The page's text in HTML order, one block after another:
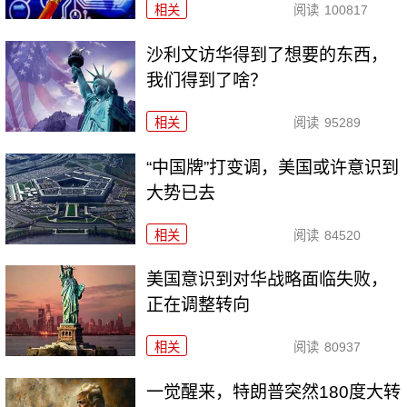
相关 阅读 100817
沙利文访华得到了想要的东西，
我们得到了啥？
相关 阅读 95289
“中国牌”打变调，美国或许意识到
大势已去
相关 阅读 84520
美国意识到对华战略面临失败，
正在调整转向
相关 阅读 80937
一觉醒来，特朗普突然180度大转